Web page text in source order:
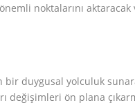
noktalarını
bir duygusal yolculuk
değişimleri ön plana